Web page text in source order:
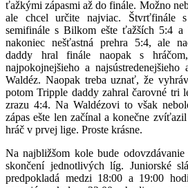
ťažkými zápasmi až do finále. Možno
ale chcel určite najviac. Štvrťfinále
semifinále s Bilkom ešte ťažších 5:4 a
nakoniec nešťastná prehra 5:4, ale
daddy hral finále naopak s
najpokojnejšieho a
Waldéz. Naopak treba uznať, že
potom Tripple daddy zahral čarovné tri
zrazu 4:4. Na Waldézovi to však
zápas ešte len začínal a konečne
hráč v prvej lige. Proste krásne.
Na najbližšom kole bude
skončení jednotlivých líg. Juniorské
predpokladá medzi 18:00 a 19:00